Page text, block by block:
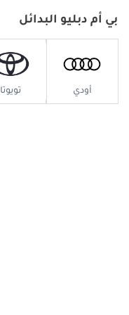
بي أم دبليو البدائل
أودي تويوتا